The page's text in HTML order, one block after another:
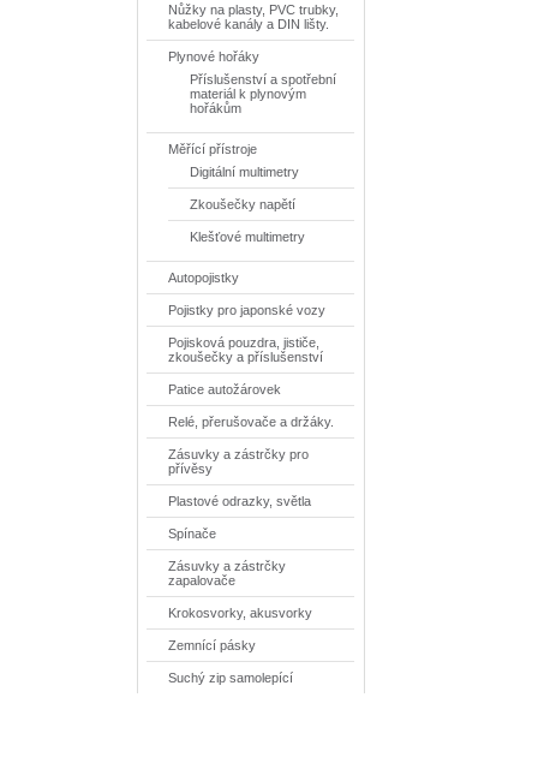
Nůžky na plasty, PVC trubky,
kabelové kanály a DIN lišty.
Plynové hořáky
Příslušenství a spotřební
materiál k plynovým
hořákům
Měřící přístroje
Digitální multimetry
Zkoušečky napětí
Klešťové multimetry
Autopojistky
Pojistky pro japonské vozy
Pojisková pouzdra, jističe,
zkoušečky a příslušenství
Patice autožárovek
Relé, přerušovače a držáky.
Zásuvky a zástrčky pro
přívěsy
Plastové odrazky, světla
Spínače
Zásuvky a zástrčky
zapalovače
Krokosvorky, akusvorky
Zemnící pásky
Suchý zip samolepící